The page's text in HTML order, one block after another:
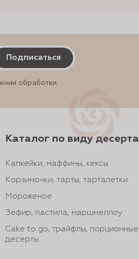
Подписаться
обработки
Каталог по виду десерта
Капкейки, маффины, кексы
Корзиночки, тарты, тарталетки
Мороженое
Зефир, пастила, маршмеллоу
Cake to go, трайфлы, порционные
десерты